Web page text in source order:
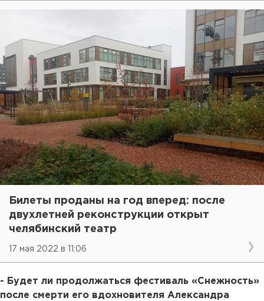
Билеты проданы на год вперед: после
двухлетней реконструкции открыт
челябинский театр
17 мая 2022 в 11:06
- Будет ли продолжаться фестиваль «Снежность»
после смерти его вдохновителя Александра